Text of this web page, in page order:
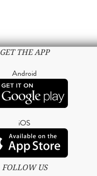
GET THE APP
Android
iOS
FOLLOW US